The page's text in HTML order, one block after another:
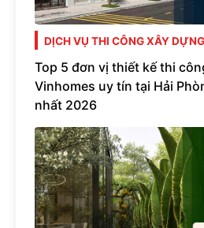
DỊCH VỤ THI CÔNG XÂY DỰNG
Top 5 đơn vị thiết kế thi
Vinhomes uy tín tại Hải
nhất 2026